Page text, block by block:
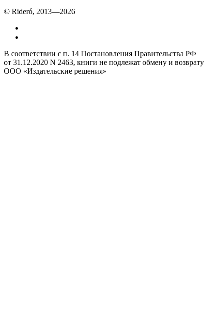
© Rideró, 2013—2026
В соответствии с п. 14 Постановления Правительства РФ
от 31.12.2020 N 2463, книги не подлежат обмену и возврату
ООО «Издательские решения»